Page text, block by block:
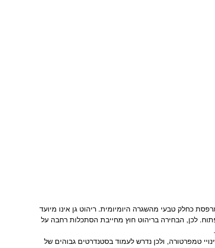
כחלק טבעי מהשגרה היומיומית. ריהוט גן אינו מיועד
לכן, הבחירה בריהוט חוץ מחייבת הסתכלות רחבה על
טמפרטורה, ולכן נדרש לעמוד בסטנדרטים גבוהים של